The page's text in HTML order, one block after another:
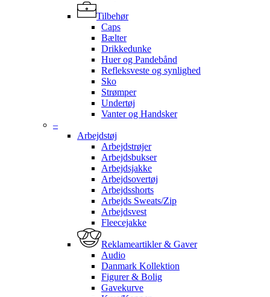
Tilbehør
Caps
Bælter
Drikkedunke
Huer og Pandebånd
Refleksveste og synlighed
Sko
Strømper
Undertøj
Vanter og Handsker
–
Arbejdstøj
Arbejdstrøjer
Arbejdsbukser
Arbejdsjakke
Arbejdsovertøj
Arbejdsshorts
Arbejds Sweats/Zip
Arbejdsvest
Fleecejakke
Reklameartikler & Gaver
Audio
Danmark Kollektion
Figurer & Bolig
Gavekurve